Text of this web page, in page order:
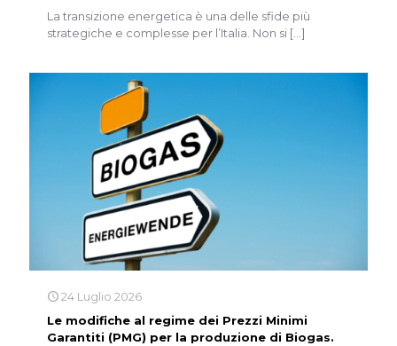
La transizione energetica è una delle sfide più
strategiche e complesse per l’Italia. Non si […]
24 Luglio 2026
Le modifiche al regime dei Prezzi Minimi
Garantiti (PMG) per la produzione di Biogas.